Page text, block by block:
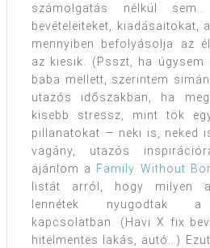
számolgatás nélkül
bevételeiteket, kiadásaitokat,
mennyiben befolyásolja az
az kiesik. (Psszt, ha úgysem
baba mellett, szerintem
utazós időszakban, ha
kisebb stressz, mint tök
pillanatokat — neki is, neked
vagány, utazós
ajánlom a
Family Without
listát arról, hogy milyen
lennétek nyugodtak a
kapcsolatban. (Havi X fix
hitelmentes lakás, autó…)